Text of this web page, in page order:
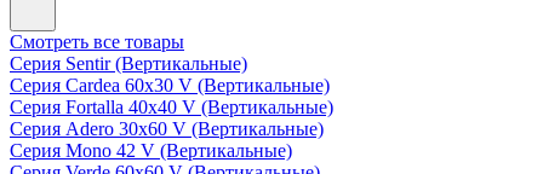
Смотреть все товары
Серия Sentir (Вертикальные)
Серия Cardea 60х30 V (Вертикальные)
Серия Fortalla 40х40 V (Вертикальные)
Серия Adero 30х60 V (Вертикальные)
Серия Mono 42 V (Вертикальные)